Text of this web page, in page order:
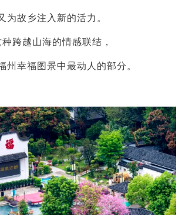
为故乡注入新的活力。
种跨越山海的情感联结，
州幸福图景中最动人的部分。